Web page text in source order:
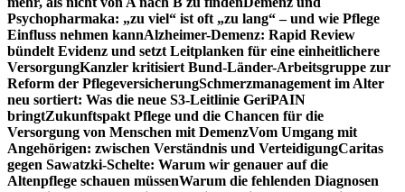
Psychopharmaka: „zu viel“ ist oft „zu lang“ – und wie Pflege
Einfluss nehmen kannAlzheimer-Demenz: Rapid Review
bündelt Evidenz und setzt Leitplanken für eine einheitlichere
VersorgungKanzler kritisiert Bund-Länder-Arbeitsgruppe zur
Reform der PflegeversicherungSchmerzmanagement im Alter
neu sortiert: Was die neue S3-Leitlinie GeriPAIN
bringtZukunftspakt Pflege und die Chancen für die
Versorgung von Menschen mit DemenzVom Umgang mit
Angehörigen: zwischen Verständnis und VerteidigungCaritas
gegen Sawatzki-Schelte: Warum wir genauer auf die
Altenpflege schauen müssenWarum die fehlenden Diagnosen